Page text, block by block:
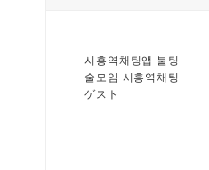
시흥역채팅앱 불팅
술모임 시흥역채팅
ゲスト